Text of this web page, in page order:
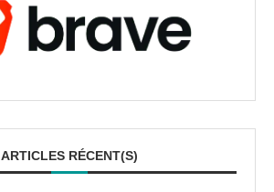
ARTICLES RÉCENT(S)